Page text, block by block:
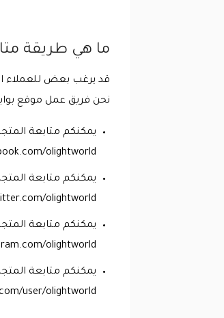
ما هي طريقة
قد يرغب بعض للعملاء
نحن فريق عمل موقع
يمكنكم متابعة
olightworld .
يمكنكم متابعة
olightworld .
يمكنكم متابعة
olightworld/ .
يمكنكم متابعة
user/olightworld .